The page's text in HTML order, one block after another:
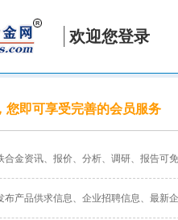
欢迎您登录
您即可享受完善的会员服务
合金资讯、报价、分析、调研、报告可免
布产品供求信息、企业招聘信息、最新企